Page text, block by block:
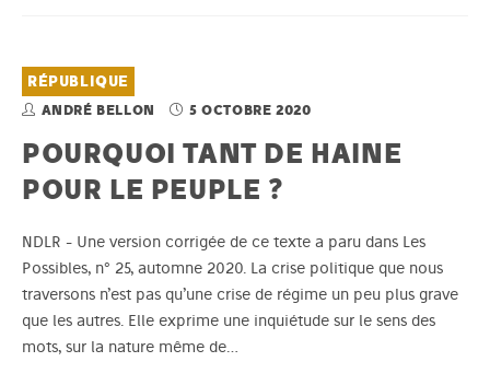
RÉPUBLIQUE
ANDRÉ BELLON 5 OCTOBRE 2020
POURQUOI TANT DE HAINE
POUR LE PEUPLE ?
NDLR - Une version corrigée de ce texte a paru dans Les
Possibles, n° 25, automne 2020. La crise politique que nous
traversons n’est pas qu’une crise de régime un peu plus grave
que les autres. Elle exprime une inquiétude sur le sens des
mots, sur la nature même de…